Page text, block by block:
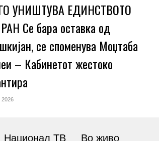
УНИШТУВА ЕДИНСТВОТО
Се бара оставка од
се споменува Моџтаба
– Кабинетот жестоко
2026
Национал ТВ Во живо